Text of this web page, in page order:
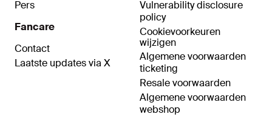
Pers
Fancare
Contact
Laatste updates via X
Vulnerability disclosure
policy
Cookievoorkeuren
wijzigen
Algemene voorwaarden
ticketing
Resale voorwaarden
Algemene voorwaarden
webshop